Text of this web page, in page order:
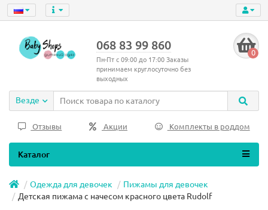
068 83 99 860
Пн-Пт с 09:00 до 17:00 Заказы
принимаем круглосуточно без
выходных
0
Везде
Отзывы Акции Комплекты в роддом
Каталог
Одежда для девочек
Пижамы для девочек
Детская пижама с начесом красного цвета Rudolf